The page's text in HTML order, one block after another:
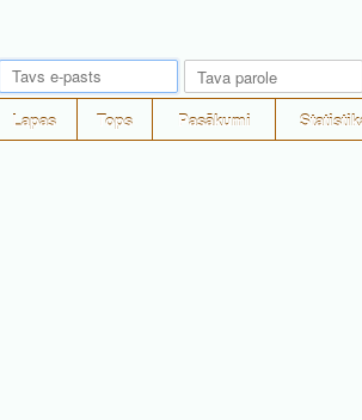
Lapas Tops Pasākumi